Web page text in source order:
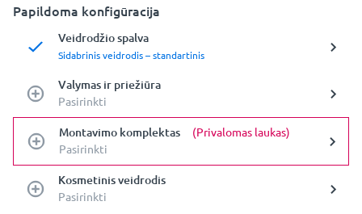
Papildoma konfigūracija
Veidrodžio spalva
Sidabrinis veidrodis – standartinis
Valymas ir priežiūra
Pasirinkti
Montavimo komplektas
(Privalomas laukas)
Pasirinkti
Kosmetinis veidrodis
Pasirinkti